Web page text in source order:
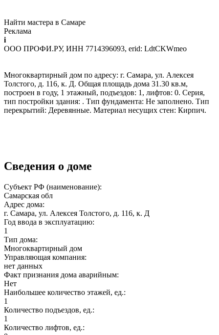
Найти мастера в Самаре
Реклама
i
ООО ПРОФИ.РУ, ИНН 7714396093, erid: LdtCKWmeo
Многоквартирный дом по адресу: г. Самара, ул. Алексея
Толстого, д. 116, к. Д. Общая площадь дома 31.30 кв.м,
построен в году, 1 этажный, подъездов: 1, лифтов: 0. Серия,
тип постройки здания: . Тип фундамента: Не заполнено. Тип
перекрытий: Деревянные. Материал несущих стен: Кирпич.
Сведения о доме
Субъект РФ (наименование):
Самарская обл
Адрес дома:
г. Самара, ул. Алексея Толстого, д. 116, к. Д
Год ввода в эксплуатацию:
1
Тип дома:
Многоквартирный дом
Управляющая компания:
нет данных
Факт признания дома аварийным:
Нет
Наибольшее количество этажей, ед.:
1
Количество подъездов, ед.:
1
Количество лифтов, ед.: